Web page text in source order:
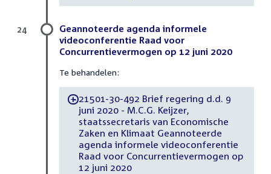
Geannoteerde agenda informele
videoconferentie Raad voor
Concurrentievermogen op 12 juni 2020
Te behandelen:
-21501-30-492 Brief regering d.d. 9
juni 2020 - M.C.G. Keijzer,
staatssecretaris van Economische
Zaken en Klimaat Geannoteerde
agenda informele videoconferentie
Raad voor Concurrentievermogen op
12 juni 2020
24